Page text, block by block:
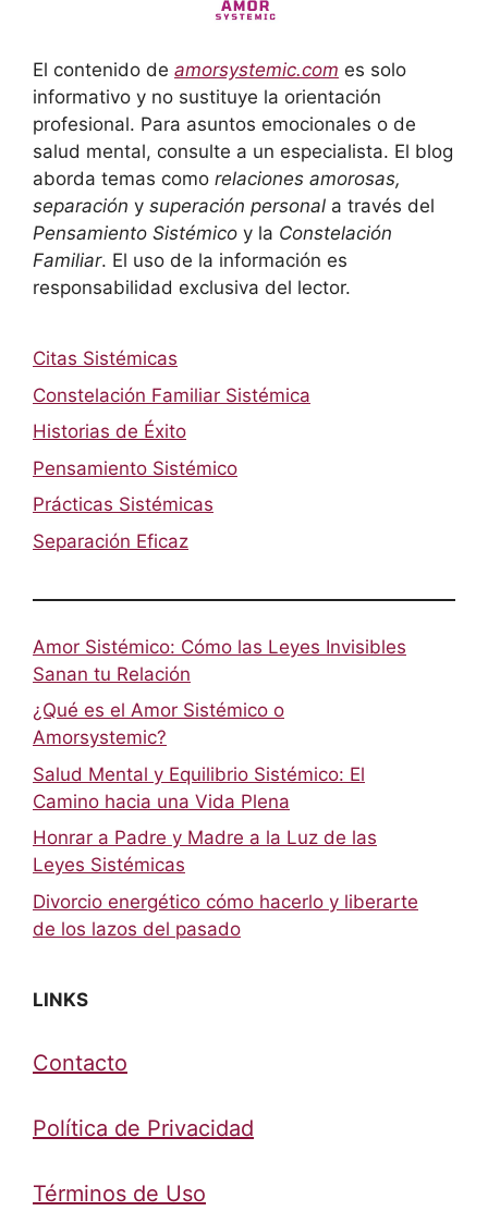
El contenido de amorsystemic.com es solo
informativo y no sustituye la orientación
profesional. Para asuntos emocionales o de
salud mental, consulte a un especialista. El blog
aborda temas como relaciones amorosas,
separación y superación personal a través del
Pensamiento Sistémico y la Constelación
Familiar. El uso de la información es
responsabilidad exclusiva del lector.
Citas Sistémicas
Constelación Familiar Sistémica
Historias de Éxito
Pensamiento Sistémico
Prácticas Sistémicas
Separación Eficaz
Amor Sistémico: Cómo las Leyes Invisibles
Sanan tu Relación
¿Qué es el Amor Sistémico o
Amorsystemic?
Salud Mental y Equilibrio Sistémico: El
Camino hacia una Vida Plena
Honrar a Padre y Madre a la Luz de las
Leyes Sistémicas
Divorcio energético cómo hacerlo y liberarte
de los lazos del pasado
LINKS
Contacto
Política de Privacidad
Términos de Uso